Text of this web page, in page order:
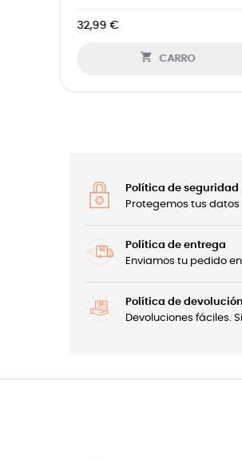
29,99 €
 CARRO
Política de seguridad
Protegemos tus
Política de entrega
Enviamos tu pedido
Política de devolución
Devoluciones fáciles.